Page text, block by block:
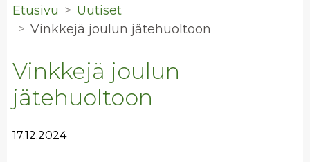
Etusivu
Uutiset
Vink­ke­jä jou­lun jä­te­huol­toon
Vinkkejä joulun
jätehuoltoon
17.12.2024